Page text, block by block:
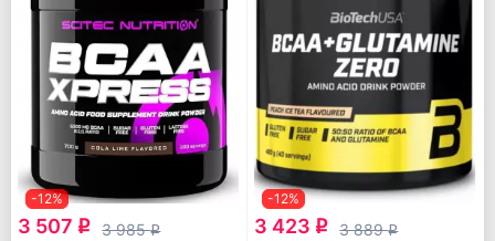
-12%
3 507 q 3 985q
-12%
3 423 q 3 889q